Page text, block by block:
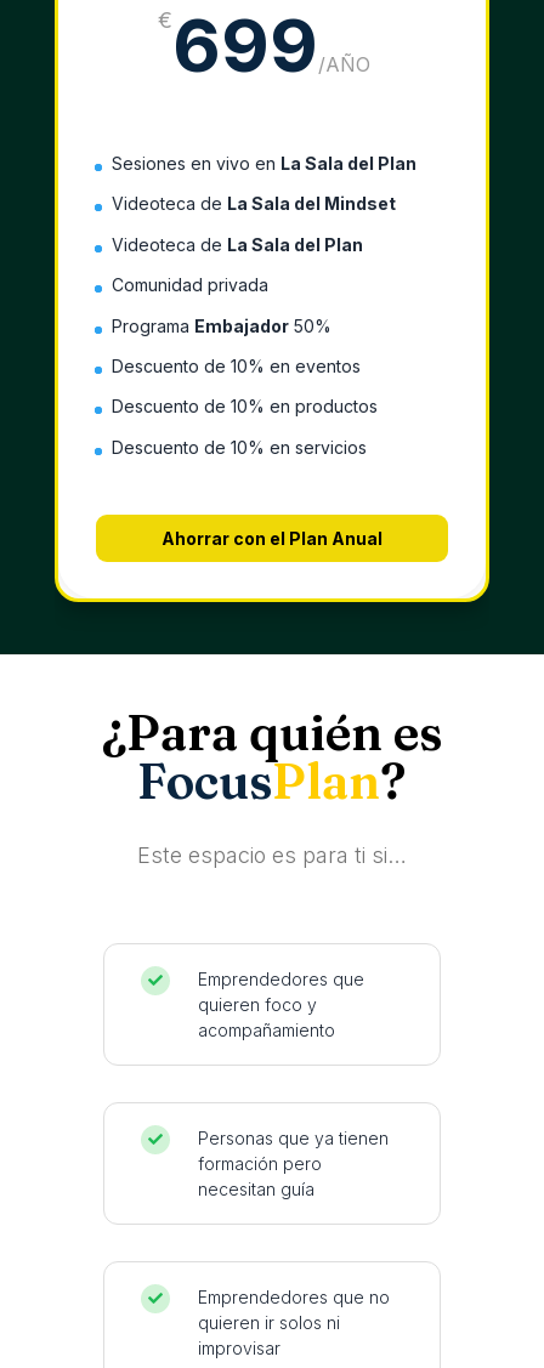
€699 /AÑO
Sesiones en vivo en La Sala del Plan
Videoteca de La Sala del Mindset
Videoteca de La Sala del Plan
Comunidad privada
Programa Embajador50%
Descuento de 10% en eventos
Descuento de 10% en productos
Descuento de 10% en servicios
Ahorrar con el Plan Anual
¿Para quién es
FocusPlan?
Este espacio es para ti si…

Emprendedores que
quieren foco y
acompañamiento

Personas que ya tienen
formación pero
necesitan guía

Emprendedores que no
quieren ir solos ni
improvisar